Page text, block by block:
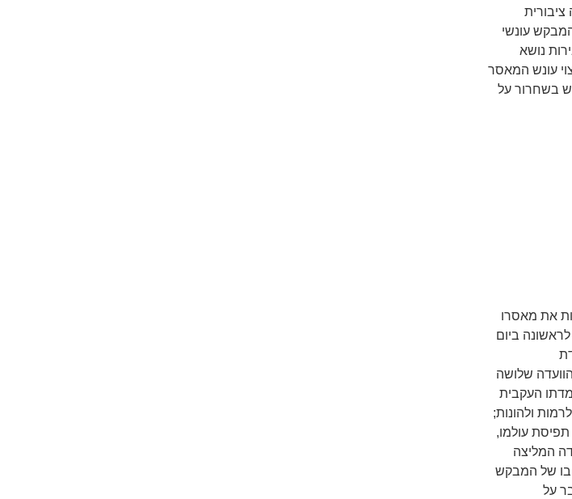
עונשי
נושא
עונש המאסר
בשחרור על
את מאסרו
לראשונה ביום
לאחר שקיימה הוועדה שלושה
העקבית
ולהונות;
עולמו,
המליצה
של המבקש
על